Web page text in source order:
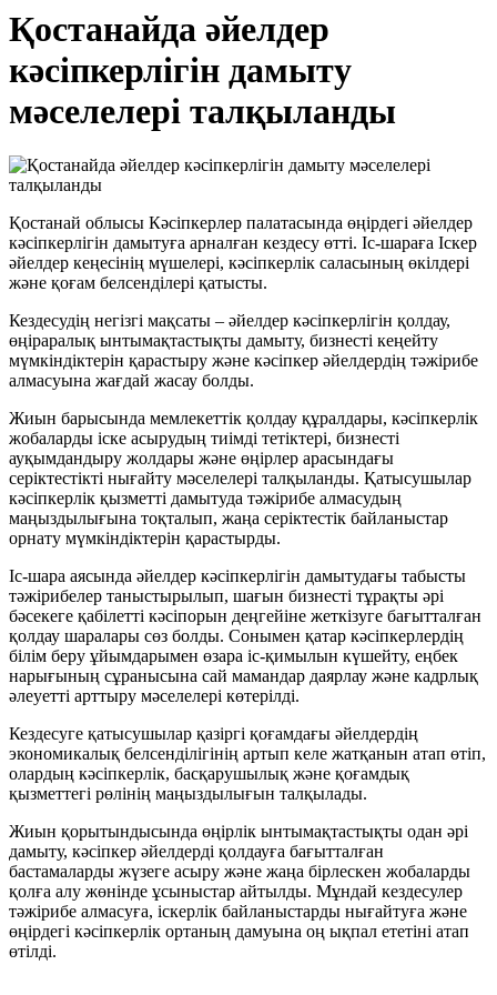
Қостанайда әйелдер
кәсіпкерлігін дамыту
мәселелері талқыланды
Қостанай облысы Кәсіпкерлер палатасында өңірдегі әйелдер
кәсіпкерлігін дамытуға арналған кездесу өтті. Іс-шараға Іскер
әйелдер кеңесінің мүшелері, кәсіпкерлік саласының өкілдері
және қоғам белсенділері қатысты.
Кездесудің негізгі мақсаты – әйелдер кәсіпкерлігін қолдау,
өңіраралық ынтымақтастықты дамыту, бизнесті кеңейту
мүмкіндіктерін қарастыру және кәсіпкер әйелдердің тәжірибе
алмасуына жағдай жасау болды.
Жиын барысында мемлекеттік қолдау құралдары, кәсіпкерлік
жобаларды іске асырудың тиімді тетіктері, бизнесті
ауқымдандыру жолдары және өңірлер арасындағы
серіктестікті нығайту мәселелері талқыланды. Қатысушылар
кәсіпкерлік қызметті дамытуда тәжірибе алмасудың
маңыздылығына тоқталып, жаңа серіктестік байланыстар
орнату мүмкіндіктерін қарастырды.
Іс-шара аясында әйелдер кәсіпкерлігін дамытудағы табысты
тәжірибелер таныстырылып, шағын бизнесті тұрақты әрі
бәсекеге қабілетті кәсіпорын деңгейіне жеткізуге бағытталған
қолдау шаралары сөз болды. Сонымен қатар кәсіпкерлердің
білім беру ұйымдарымен өзара іс-қимылын күшейту, еңбек
нарығының сұранысына сай мамандар даярлау және кадрлық
әлеуетті арттыру мәселелері көтерілді.
Кездесуге қатысушылар қазіргі қоғамдағы әйелдердің
экономикалық белсенділігінің артып келе жатқанын атап өтіп,
олардың кәсіпкерлік, басқарушылық және қоғамдық
қызметтегі рөлінің маңыздылығын талқылады.
Жиын қорытындысында өңірлік ынтымақтастықты одан әрі
дамыту, кәсіпкер әйелдерді қолдауға бағытталған
бастамаларды жүзеге асыру және жаңа бірлескен жобаларды
қолға алу жөнінде ұсыныстар айтылды. Мұндай кездесулер
тәжірибе алмасуға, іскерлік байланыстарды нығайтуға және
өңірдегі кәсіпкерлік ортаның дамуына оң ықпал ететіні атап
өтілді.